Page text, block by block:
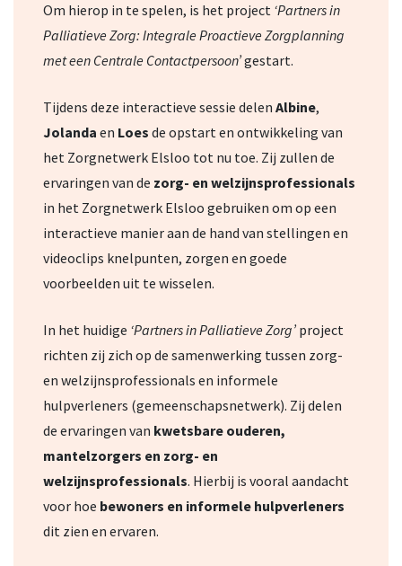
Om hierop in te spelen, is het project ‘Partners in
Palliatieve Zorg: Integrale Proactieve Zorgplanning
met een Centrale Contactpersoon’gestart.
Tijdens deze interactieve sessie delenAlbine,
Jolandaen Loes de opstart en ontwikkeling van
het Zorgnetwerk Elsloo tot nu toe. Zij zullen de
ervaringen van de zorg- en welzijnsprofessionals
in het Zorgnetwerk Elsloo gebruiken om op een
interactieve manier aan de hand van stellingen en
videoclips knelpunten, zorgen en goede
voorbeelden uit te wisselen.
In het huidige ‘Partners in Palliatieve Zorg’project
richten zij zich op de samenwerking tussen zorg-
en welzijnsprofessionals en informele
hulpverleners (gemeenschapsnetwerk). Zij delen
de ervaringen van kwetsbare ouderen,
mantelzorgers en zorg- en
welzijnsprofessionals. Hierbij is vooral aandacht
voor hoe bewoners en informele hulpverleners
dit zien en ervaren.